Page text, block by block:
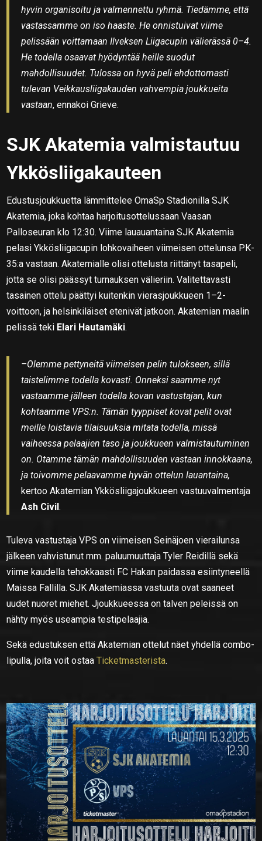
hyvin organisoitu ja valmennettu ryhmä. Tiedämme, että
vastassamme on iso haaste. He onnistuivat viime
pelissään voittamaan Ilveksen Liigacupin välierässä 0–4.
He todella osaavat hyödyntää heille suodut
mahdollisuudet. Tulossa on hyvä peli ehdottomasti
tulevan Veikkausliigakauden vahvempia joukkueita
vastaan, ennakoi Grieve.
SJK Akatemia valmistautuu
Ykkösliigakauteen
Edustusjoukkuetta lämmittelee OmaSp Stadionilla SJK
Akatemia, joka kohtaa harjoitusottelussaan Vaasan
Palloseuran klo 12:30. Viime lauauantaina SJK Akatemia
pelasi Ykkösliigacupin lohkovaiheen viimeisen ottelunsa PK-
35:a vastaan. Akatemialle olisi ottelusta riittänyt tasapeli,
jotta se olisi päässyt turnauksen välieriin. Valitettavasti
tasainen ottelu päättyi kuitenkin vierasjoukkueen 1–2-
voittoon, ja helsinkiläiset etenivät jatkoon. Akatemian maalin
pelissä teki Elari Hautamäki.
–Olemme pettyneitä viimeisen pelin tulokseen, sillä
taistelimme todella kovasti. Onneksi saamme nyt
vastaamme jälleen todella kovan vastustajan, kun
kohtaamme VPS:n. Tämän tyyppiset kovat pelit ovat
meille loistavia tilaisuuksia mitata todella, missä
vaiheessa pelaajien taso ja joukkueen valmistautuminen
on. Otamme tämän mahdollisuuden vastaan innokkaana,
ja toivomme pelaavamme hyvän ottelun lauantaina,
kertoo Akatemian Ykkösliigajoukkueen vastuuvalmentaja
Ash Civil.
Tuleva vastustaja VPS on viimeisen Seinäjoen vierailunsa
jälkeen vahvistunut mm. paluumuuttaja Tyler Reidillä sekä
viime kaudella tehokkaasti FC Hakan paidassa esiintyneellä
Maissa Fallilla. SJK Akatemiassa vastuuta ovat saaneet
uudet nuoret miehet. Jjoukkueessa on talven peleissä on
nähty myös useampia testipelaajia.
Sekä edustuksen että Akatemian ottelut näet yhdellä combo-
lipulla, joita voit ostaaTicketmasterista.